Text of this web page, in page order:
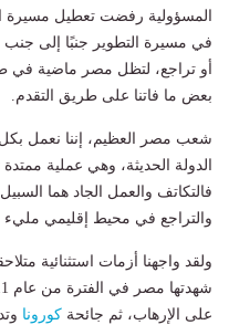
المسؤولية رفضت تعطيل مسيرة
في مسيرة التطوير جنبًا إلى
أو تراجع، لتظل مصر ماضية في
بعض ما فاتنا على طريق التقدم.
شعب مصر العظيم، إننا نعمل بكل
الدولة الحديثة، وهي عملية
فالتكاتف والعمل الجاد هما
والتراجع في محيط إقليمي مليء
ولقد واجهنا أزمات استثنائية
على الإرهاب، ثم جائحة كورونا